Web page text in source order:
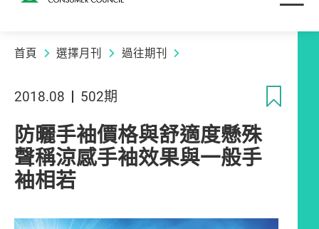
消費者委員會
首頁 選擇月刊 過往期刊
2018.08 502期
防曬手袖價格與舒適度懸殊
聲稱涼感手袖效果與一般手
袖相若